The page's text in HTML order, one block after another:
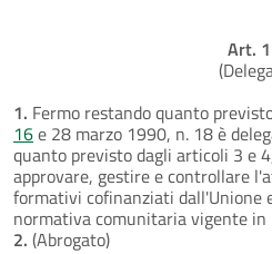
Art. 1
1. Fermo restando quanto
16e 28 marzo 1990, n. 18 è
quanto previsto dagli articoli 3 e
approvare, gestire e controllare
formativi cofinanziati dall'Unione
normativa comunitaria vigente in
2. (Abrogato)